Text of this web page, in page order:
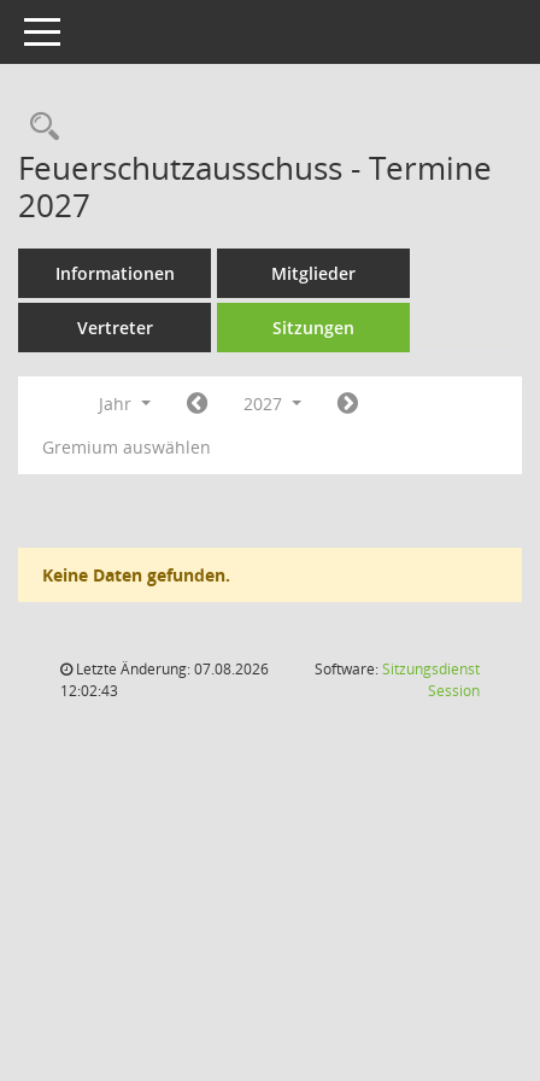
Toggle navigation
Rechercheauswahl
Feuerschutzausschuss - Termine
2027
Informationen Mitglieder
Vertreter Sitzungen
Jahr
2027
Gremium auswählen
Keine Daten gefunden.
Letzte Änderung: 07.08.2026
12:02:43
Software:Sitzungsdienst
Session(Wird in